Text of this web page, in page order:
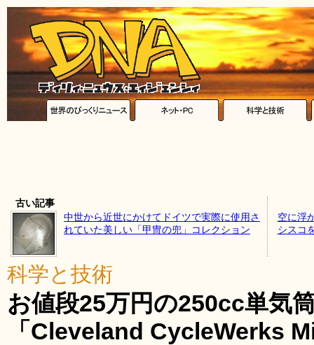
古い記事
中世から近世にかけてドイツで実際に使用さ
れていた美しい「甲冑の兜」コレクション
空に浮
シスコ
科学と技術
お値段25万円の250cc単気
「Cleveland CycleWerks